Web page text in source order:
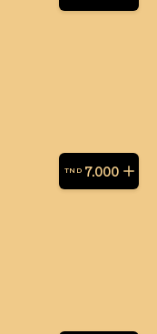
TND 7.000